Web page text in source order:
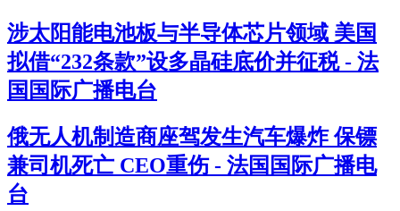
涉太阳能电池板与半导体芯片领域 美国
拟借“232条款”设多晶硅底价并征税 - 法
国国际广播电台
俄无人机制造商座驾发生汽车爆炸 保镖
兼司机死亡 CEO重伤 - 法国国际广播电
台